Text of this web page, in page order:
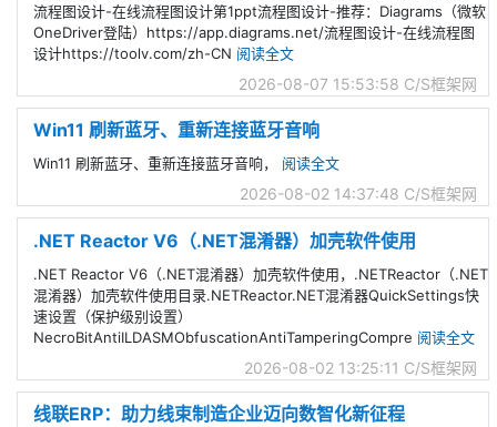
流程图设计-在线流程图设计第1ppt流程图设计-推荐：Diagrams（微软
OneDriver登陆）https://app.diagrams.net/流程图设计-在线流程图
设计https://toolv.com/zh-CN 阅读全文
2026-08-07 15:53:58 C/S框架网
Win11 刷新蓝牙、重新连接蓝牙音响
Win11 刷新蓝牙、重新连接蓝牙音响， 阅读全文
2026-08-02 14:37:48 C/S框架网
.NET Reactor V6（.NET混淆器）加壳软件使用
.NET Reactor V6（.NET混淆器）加壳软件使用，.NETReactor（.NET
混淆器）加壳软件使用目录.NETReactor.NET混淆器QuickSettings快
速设置（保护级别设置）
NecroBitAntiILDASMObfuscationAntiTamperingCompre 阅读全文
2026-08-02 13:25:11 C/S框架网
线联ERP：助力线束制造企业迈向数智化新征程